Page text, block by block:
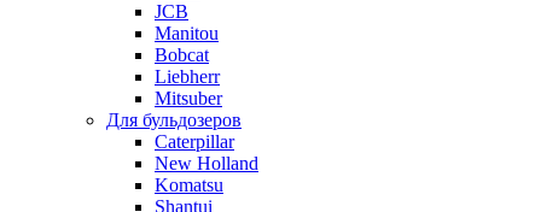
JCB
Manitou
Bobcat
Liebherr
Mitsuber
Для бульдозеров
Caterpillar
New Holland
Komatsu
Shantui